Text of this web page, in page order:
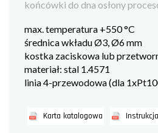
końcówki do dna osłony
max. temperatura +550 °C
średnica wkładu Ø3, Ø6 mm
kostka zaciskowa lub
materiał: stal 1.4571
linia 4-przewodowa (dla
Karta katalogowa